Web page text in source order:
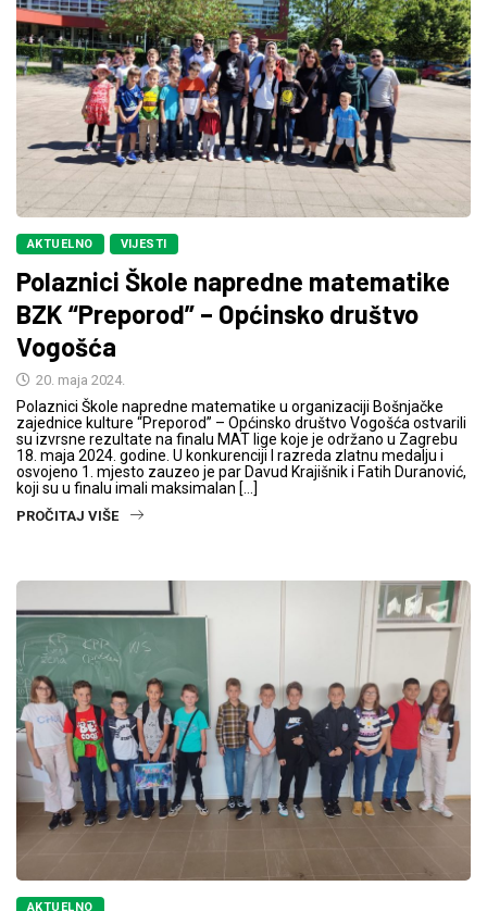
AKTUELNO VIJESTI
Polaznici Škole napredne matematike
BZK “Preporod” – Općinsko društvo
Vogošća
20. maja 2024.
Polaznici Škole napredne matematike u organizaciji Bošnjačke
zajednice kulture “Preporod” – Općinsko društvo Vogošća ostvarili
su izvrsne rezultate na finalu MAT lige koje je održano u Zagrebu
18. maja 2024. godine. U konkurenciji I razreda zlatnu medalju i
osvojeno 1. mjesto zauzeo je par Davud Krajišnik i Fatih Duranović,
koji su u finalu imali maksimalan […]
PROČITAJ VIŠE
AKTUELNO